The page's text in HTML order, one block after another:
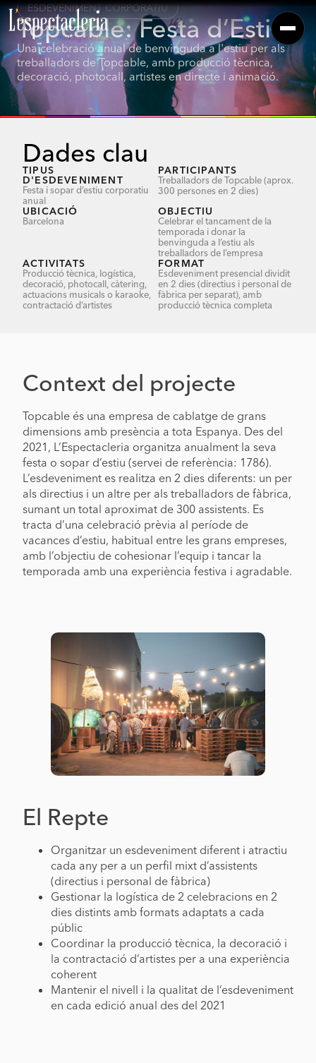
ESDEVENIMENT CORPORATIU
Topcable: Festa d’Estiu
Una celebració anual de benvinguda a l'estiu per als
treballadors de Topcable, amb producció tècnica,
decoració, photocall, artistes en directe i animació.
Dades clau
TIPUS
D'ESDEVENIMENT
Festa i sopar d’estiu corporatiu
anual
PARTICIPANTS
Treballadors de Topcable (aprox.
300 persones en 2 dies)
UBICACIÓ
Barcelona
OBJECTIU
Celebrar el tancament de la
temporada i donar la
benvinguda a l’estiu als
treballadors de l’empresa
ACTIVITATS
Producció tècnica, logística,
decoració, photocall, càtering,
actuacions musicals o karaoke,
contractació d’artistes
FORMAT
Esdeveniment presencial dividit
en 2 dies (directius i personal de
fàbrica per separat), amb
producció tècnica completa
Context del projecte
Topcable és una empresa de cablatge de grans
dimensions amb presència a tota Espanya. Des del
2021, L’Espectacleria organitza anualment la seva
festa o sopar d’estiu (servei de referència: 1786).
L’esdeveniment es realitza en 2 dies diferents: un per
als directius i un altre per als treballadors de fàbrica,
sumant un total aproximat de 300 assistents. Es
tracta d’una celebració prèvia al període de
vacances d’estiu, habitual entre les grans empreses,
amb l’objectiu de cohesionar l’equip i tancar la
temporada amb una experiència festiva i agradable.
El Repte
Organitzar un esdeveniment diferent i atractiu
cada any per a un perfil mixt d’assistents
(directius i personal de fàbrica)
Gestionar la logística de 2 celebracions en 2
dies distints amb formats adaptats a cada
públic
Coordinar la producció tècnica, la decoració i
la contractació d’artistes per a una experiència
coherent
Mantenir el nivell i la qualitat de l’esdeveniment
en cada edició anual des del 2021